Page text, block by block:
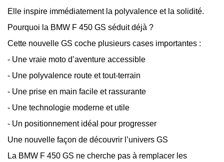
Elle inspire immédiatement la polyvalence et la solidité.
Pourquoi la BMW F 450 GS séduit déjà ?
Cette nouvelle GS coche plusieurs cases importantes :
- Une vraie moto d’aventure accessible
- Une polyvalence route et tout-terrain
- Une prise en main facile et rassurante
- Une technologie moderne et utile
- Un positionnement idéal pour progresser
Une nouvelle façon de découvrir l’univers GS
La BMW F 450 GS ne cherche pas à remplacer les